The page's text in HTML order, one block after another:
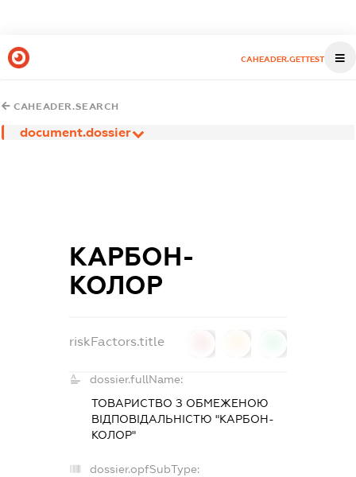
CAHEADER.GETTEST
CAHEADER.SEARCH
document.dossier
КАРБОН-
КОЛОР
riskFactors.title
dossier.fullName:
ТОВАРИСТВО З ОБМЕЖЕНОЮ
ВІДПОВІДАЛЬНІСТЮ "КАРБОН-
КОЛОР"
dossier.opfSubType: